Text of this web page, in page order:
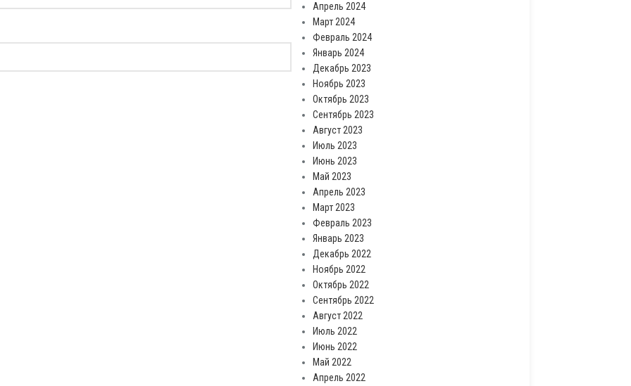
Апрель 2024
Март 2024
Февраль 2024
Январь 2024
Декабрь 2023
Ноябрь 2023
Октябрь 2023
Сентябрь 2023
Август 2023
Июль 2023
Июнь 2023
Май 2023
Апрель 2023
Март 2023
Февраль 2023
Январь 2023
Декабрь 2022
Ноябрь 2022
Октябрь 2022
Сентябрь 2022
Август 2022
Июль 2022
Июнь 2022
Май 2022
Апрель 2022